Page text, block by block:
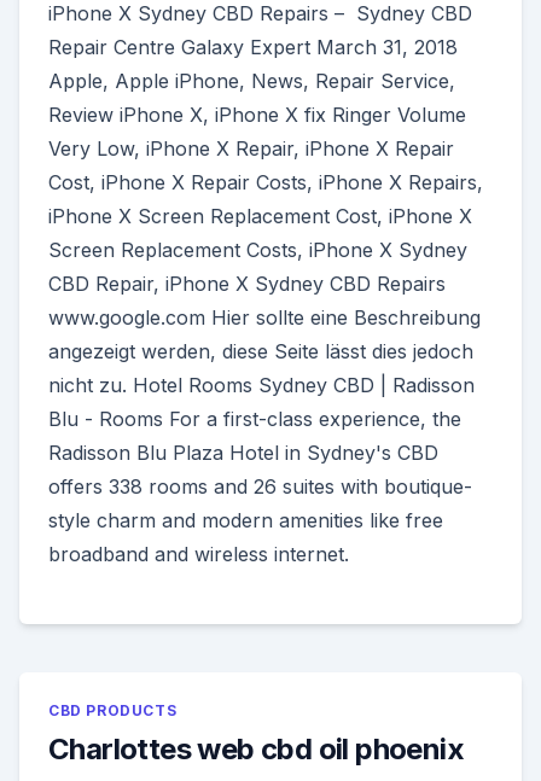
iPhone X Sydney CBD Repairs – ️ Sydney CBD
Repair Centre Galaxy Expert March 31, 2018
Apple, Apple iPhone, News, Repair Service,
Review iPhone X, iPhone X fix Ringer Volume
Very Low, iPhone X Repair, iPhone X Repair
Cost, iPhone X Repair Costs, iPhone X Repairs,
iPhone X Screen Replacement Cost, iPhone X
Screen Replacement Costs, iPhone X Sydney
CBD Repair, iPhone X Sydney CBD Repairs
www.google.com Hier sollte eine Beschreibung
angezeigt werden, diese Seite lässt dies jedoch
nicht zu. Hotel Rooms Sydney CBD | Radisson
Blu - Rooms For a first-class experience, the
Radisson Blu Plaza Hotel in Sydney's CBD
offers 338 rooms and 26 suites with boutique-
style charm and modern amenities like free
broadband and wireless internet.
CBD PRODUCTS
Charlottes web cbd oil phoenix